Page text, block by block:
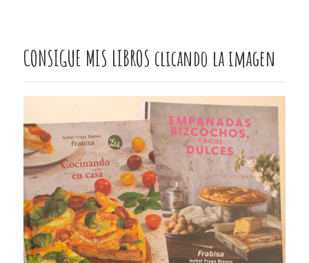
CONSIGUE MIS LIBROS clicando la imagen